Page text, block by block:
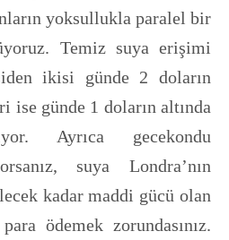
yoksullukla paralel bir
Temiz suya erişimi
ikisi günde 2 doların
ise günde 1 doların altında
Ayrıca gecekondu
suya Londra’nın
kadar maddi gücü olan
ödemek zorundasınız.